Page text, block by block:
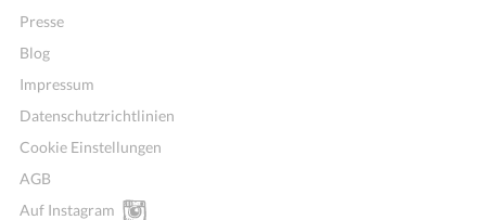
Presse
Blog
Impressum
Datenschutzrichtlinien
Cookie Einstellungen
AGB
Auf Instagram